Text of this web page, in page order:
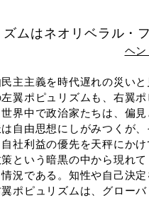
ル・ファシズ
ヘ
主主義を時代遅れの災い
翼ポピュリズムも、右翼
界中で政治家たちは、偏
自由思想にしがみつくが
社利益の優先を天秤にかけ
という暗黒の中から現れ
況である。知性や自己決
ポピュリズムは、グロー